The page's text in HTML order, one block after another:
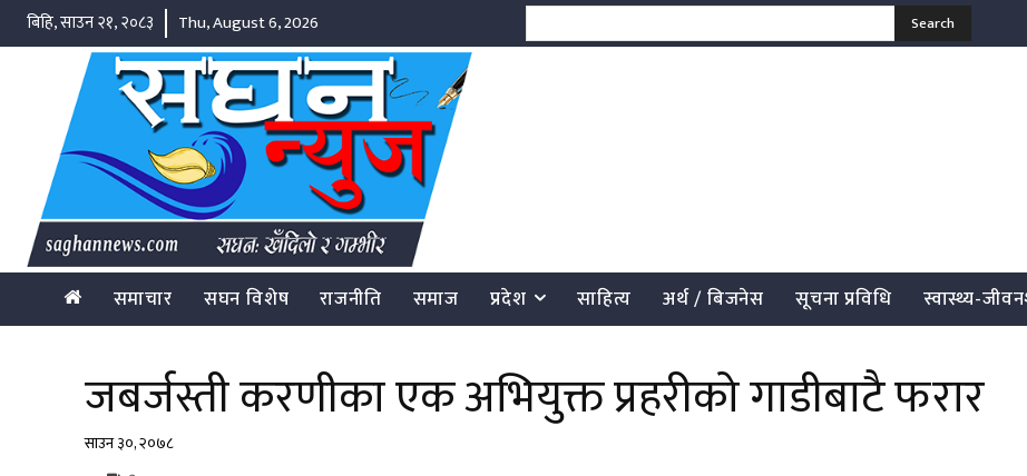
बिहि, साउन २१, २०८३ Thu, August 6, 2026 Search
समाचार सघन विशेष राजनीति समाज प्रदेश साहित्य अर्थ / बिजनेस सूचना प्रविधि स्वास्थ्य-
जबर्जस्ती करणीका एक अभियुक्त प्रहरीको गाडीबाटै फरार
साउन ३०, २०७८